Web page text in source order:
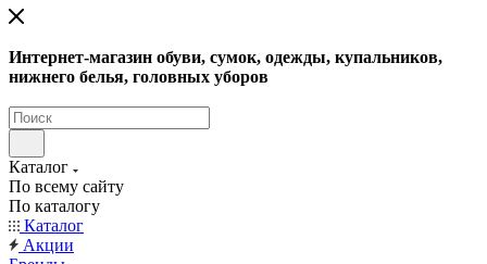
Интернет-магазин обуви, сумок, одежды, купальников,
нижнего белья, головных уборов
Каталог
По всему сайту
По каталогу
Каталог
Акции